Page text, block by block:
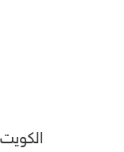
الكويت